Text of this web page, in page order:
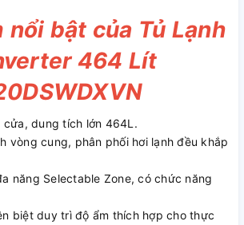
bật của Tủ Lạnh
464 Lít
cửa, dung tích lớn 464L.
vòng cung, phân phối hơi lạnh đều khắp
năng Selectable Zone, có chức năng
biệt duy trì độ ẩm thích hợp cho thực